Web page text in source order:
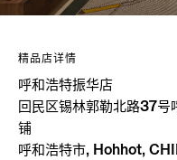
精品店详情
呼和浩特振华店
回民区锡林郭勒北路37
铺
呼和浩特市, Hohhot,